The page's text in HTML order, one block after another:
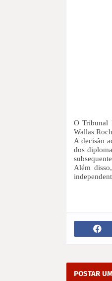
O Tribunal
Wallas
A decisão
dos
Além
POSTAR